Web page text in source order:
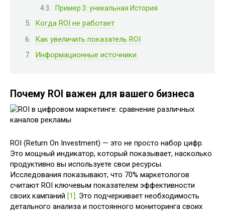
Пример 3: уникальная История
Когда ROI не работает
Как увеличить показатель ROI
Информационные источники
Почему ROI важен для вашего бизнеса
ROI (Return On Investment) — это не просто набор цифр.
Это мощный индикатор, который показывает, насколько
продуктивно вы используете свои ресурсы.
Исследования показывают, что 70% маркетологов
считают ROI ключевым показателем эффективности
своих кампаний [1] . Это подчеркивает необходимость
детального анализа и постоянного мониторинга своих